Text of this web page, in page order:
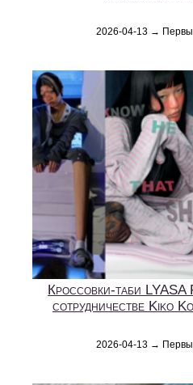
2026-04-13 →
Кроссовки-таби LYASA
сотрудничестве Kiko
2026-04-13 →